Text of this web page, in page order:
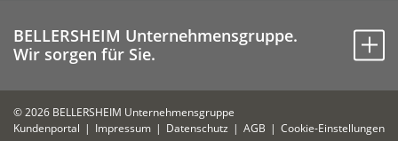
BELLERSHEIM Unternehmensgruppe.
Wir sorgen für Sie.
© 2026 BELLERSHEIM Unternehmensgruppe
Kundenportal
Impressum Datenschutz AGB Cookie-Einstellungen